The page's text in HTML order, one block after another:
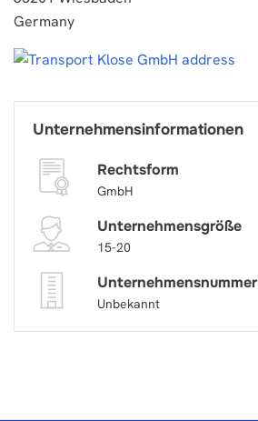
Germany
Unternehmensinformationen
Rechtsform
GmbH
Unternehmensgröße
15-20
Unternehmensnummer
Unbekannt